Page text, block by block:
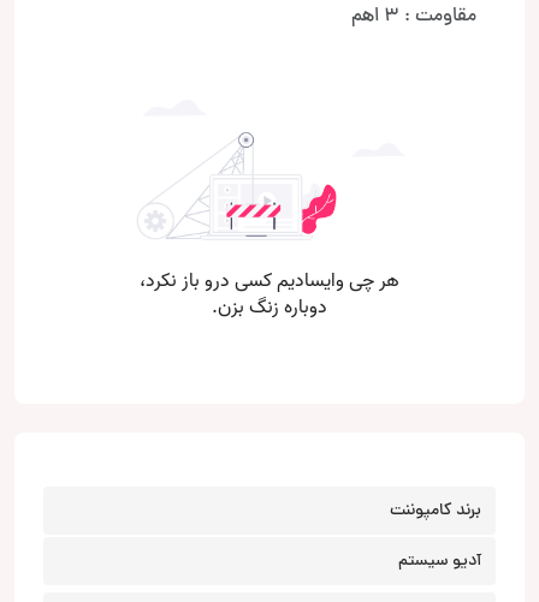
مقاومت : 3 اهم
برند کامپوننت
آدیو سیستم